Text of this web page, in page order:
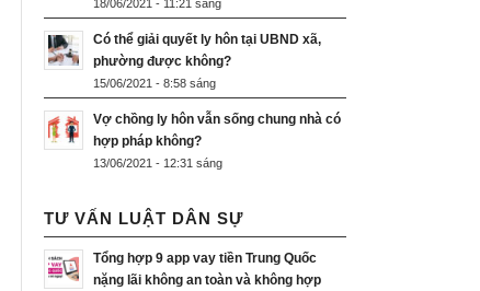
18/06/2021 - 11:21 sáng
Có thể giải quyết ly hôn tại UBND xã,
phường được không?
15/06/2021 - 8:58 sáng
Vợ chồng ly hôn vẫn sống chung nhà có
hợp pháp không?
13/06/2021 - 12:31 sáng
TƯ VẤN LUẬT DÂN SỰ
Tổng hợp 9 app vay tiền Trung Quốc
nặng lãi không an toàn và không hợp